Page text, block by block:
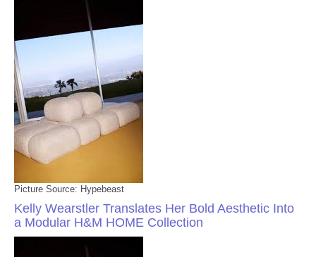
Picture Source: Hypebeast
Kelly Wearstler Translates Her Bold Aesthetic Into
a Modular H&M HOME Collection